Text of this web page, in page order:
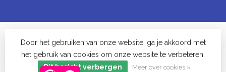
© Keukenwinkel in Vinkel - 2023
Door het gebruiken van onze website, ga je akkoord met
het gebruik van cookies om onze website te verbeteren.
Dit bericht verbergen
Meer over cookies »